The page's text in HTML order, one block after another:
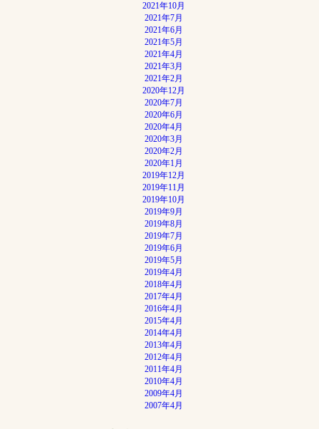
2021年10月
2021年7月
2021年6月
2021年5月
2021年4月
2021年3月
2021年2月
2020年12月
2020年7月
2020年6月
2020年4月
2020年3月
2020年2月
2020年1月
2019年12月
2019年11月
2019年10月
2019年9月
2019年8月
2019年7月
2019年6月
2019年5月
2019年4月
2018年4月
2017年4月
2016年4月
2015年4月
2014年4月
2013年4月
2012年4月
2011年4月
2010年4月
2009年4月
2007年4月